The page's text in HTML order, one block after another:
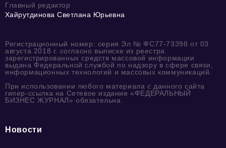
Главный редактор
Хайрутдинова Светлана Юрьевна
Регистрационный номер: серия Эл № ФС77-73398 от 03
августа 2018 г. согласно выписке из реестра
зарегистрированных средств массовой информации
выдана Федеральной службой по надзору в сфере связи,
информационных технологий и массовых коммуникаций.
При использовании любого материала с данного сайта
гипер-ссылка на Сетевое издание «ФЕДЕРАЛЬНЫЙ
БИЗНЕС ЖУРНАЛ» обязательна.
Новости